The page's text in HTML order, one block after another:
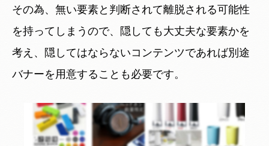
その為、無い要素と判断されて離脱される可能性
を持ってしまうので、隠しても大丈夫な要素かを
考え、隠してはならないコンテンツであれば別途
バナーを用意することも必要です。